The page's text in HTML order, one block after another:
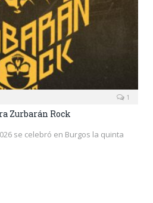
1
Zurbarán Rock
se celebró en Burgos la quinta